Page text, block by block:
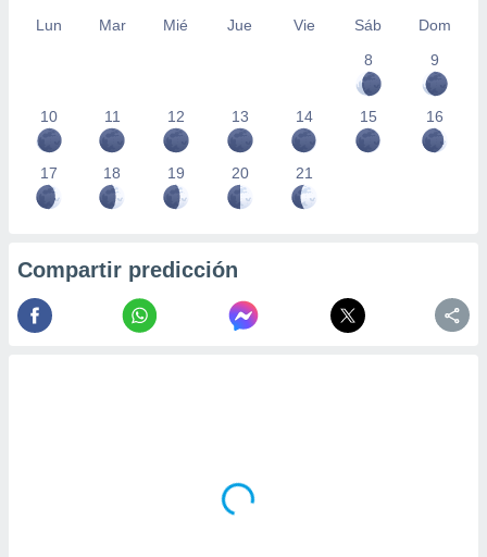
Lun Mar Mié Jue Vie Sáb
Dom
8
9
10 11 12 13 14 15 16
17 18 19 20 21
Compartir predicción